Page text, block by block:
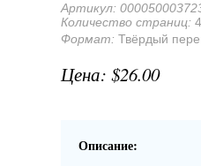
Артикул:
Количество страниц:
Формат: Твёрдый
$26.00
Описание: